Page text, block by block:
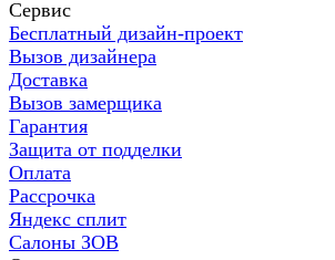
Сервис
Бесплатный дизайн-проект
Вызов дизайнера
Доставка
Вызов замерщика
Гарантия
Защита от подделки
Оплата
Рассрочка
Яндекс сплит
Салоны ЗОВ